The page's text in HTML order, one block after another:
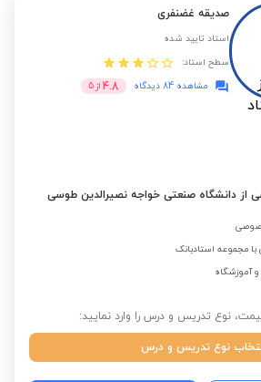
صدیقه غضنفری
استاد تایید شده
سطح استاد:
مشاهده 84 دیدگاه
4.8 از 5
از دانشگاه صنعتی خواجه نصیرالدین طوسی
مجموعه استادبانک
آموزشگاه
نوع تدریس و درس را وارد نمایید:
نوع تدریس و درس